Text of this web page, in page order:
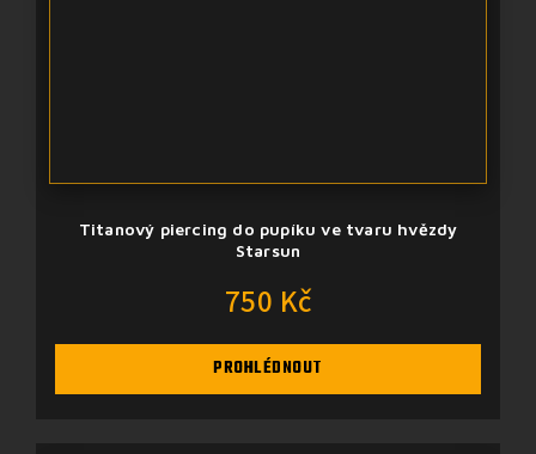
Titanový piercing do pupíku ve tvaru hvězdy
Starsun
750 Kč
PROHLÉDNOUT